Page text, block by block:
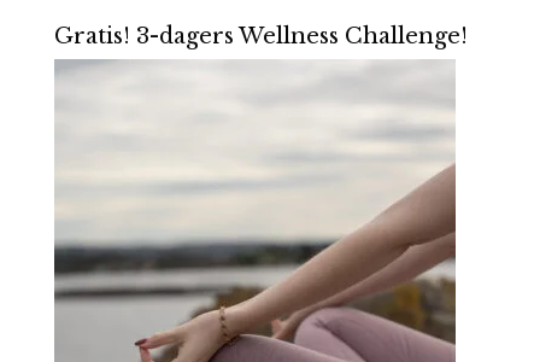
Gratis! 3-dagers Wellness Challenge!